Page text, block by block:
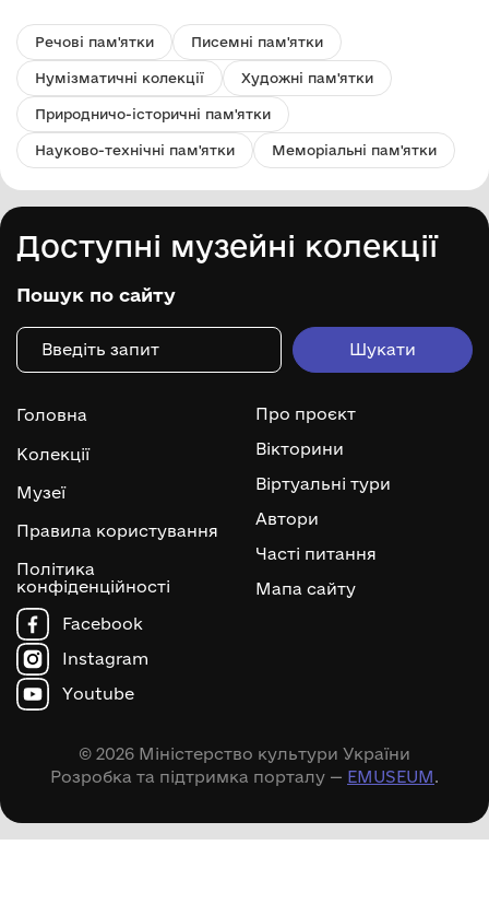
Речові пам'ятки Писемні пам'ятки
Нумізматичні колекції Художні пам'ятки
Природничо-історичні пам'ятки
Науково-технічні пам'ятки Меморіальні пам'ятки
Доступні музейні колекції
Пошук по сайту
Головна
Колекції
Музеї
Правила користування
Політика
конфіденційності
Про проєкт
Вікторини
Віртуальні тури
Автори
Часті питання
Мапа сайту
Facebook
Instagram
Youtube
© 2026 Міністерство культури України
Розробка та підтримка порталу — EMUSEUM.